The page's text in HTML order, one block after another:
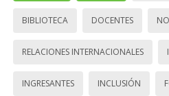
BIBLIOTECA DOCENTES
RELACIONES INTERNACIONALES
INGRESANTES INCLUSIÓN